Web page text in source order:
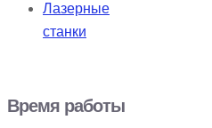
Лазерные
станки
Время работы